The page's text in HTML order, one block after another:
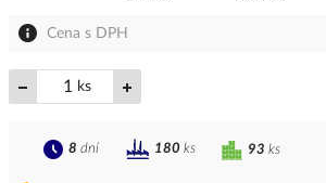
Cena s DPH
ks
93 ks
8 dní 180 ks